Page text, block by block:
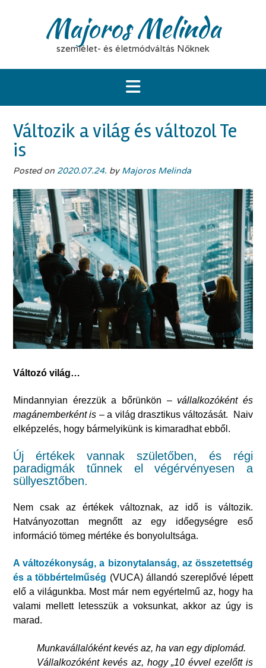
Majoros Melinda
szemlélet- és életmódváltás Nőknek
Változik a világ és változol Te
is
Posted on 2020.07.24. by Majoros Melinda
Változó világ…
Mindannyian érezzük a bőrünkön – vállalkozóként és
magánemberként is – a világ drasztikus változását. Naiv
elképzelés, hogy bármelyikünk is kimaradhat ebből.
Új értékek vannak születőben, és régi
paradigmák tűnnek el végérvényesen a
süllyesztőben.
Nem csak az értékek változnak, az idő is változik.
Hatványozottan megnőtt az egy időegységre eső
információ tömeg mértéke és bonyolultsága.
A változékonyság, a bizonytalanság, az összetettség
és a többértelműség (VUCA) állandó szereplővé lépett
elő a világunkba. Most már nem egyértelmű az, hogy ha
valami mellett letesszük a voksunkat, akkor az úgy is
marad.
Munkavállalóként kevés az, ha van egy diplomád.
Vállalkozóként kevés az, hogy „10 évvel ezelőtt is